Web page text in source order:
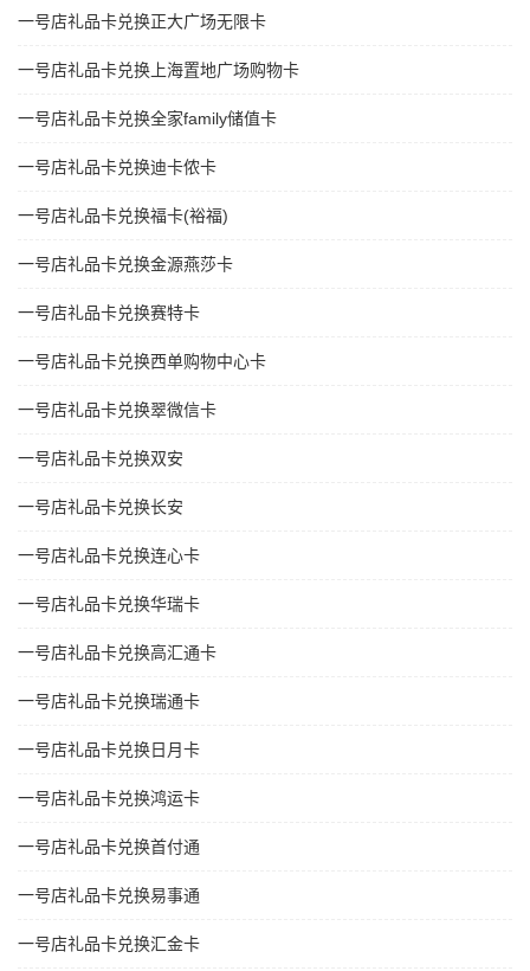
一号店礼品卡兑换正大广场无限卡
一号店礼品卡兑换上海置地广场购物卡
一号店礼品卡兑换全家family储值卡
一号店礼品卡兑换迪卡侬卡
一号店礼品卡兑换福卡(裕福)
一号店礼品卡兑换金源燕莎卡
一号店礼品卡兑换赛特卡
一号店礼品卡兑换西单购物中心卡
一号店礼品卡兑换翠微信卡
一号店礼品卡兑换双安
一号店礼品卡兑换长安
一号店礼品卡兑换连心卡
一号店礼品卡兑换华瑞卡
一号店礼品卡兑换高汇通卡
一号店礼品卡兑换瑞通卡
一号店礼品卡兑换日月卡
一号店礼品卡兑换鸿运卡
一号店礼品卡兑换首付通
一号店礼品卡兑换易事通
一号店礼品卡兑换汇金卡